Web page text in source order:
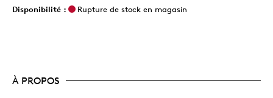
Disponibilité :
Rupture de stock en magasin
À PROPOS